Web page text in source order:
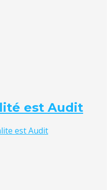
est Audit
est Audit